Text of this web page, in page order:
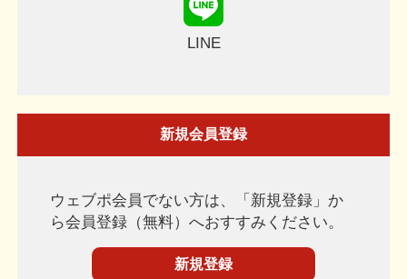
新規会員登録
ウェブポ会員でない方は、「新規登録」か
ら会員登録（無料）へおすすみください。
LINE